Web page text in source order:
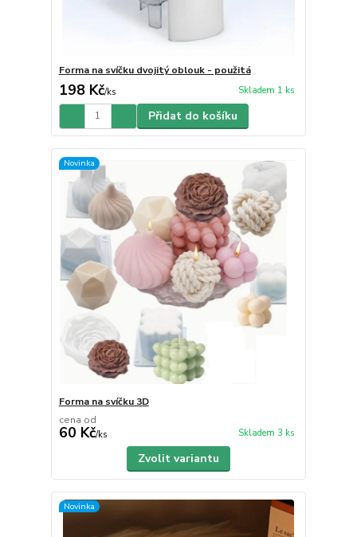
Forma na svíčku dvojitý oblouk - použitá
198 Kč/ks Skladem 1 ks
Přidat do košíku
Novinka
Forma na svíčku 3D
cena od
60 Kč/ks Skladem 3 ks
Zvolit variantu
Novinka